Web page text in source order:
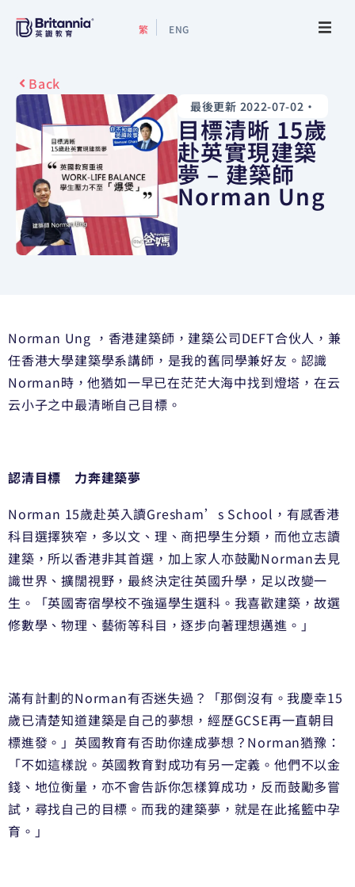
繁 ENG
最新活動
升學指南
升學資訊
增值服務
Back
最後更新 2022-07-02 •
目標清晰 15歲
赴英實現建築
夢 – 建築師
Norman Ung
Norman Ung ，香港建築師，建築公司DEFT合伙人，兼
任香港大學建築學系講師，是我的舊同學兼好友。認識
Norman時，他猶如一早已在茫茫大海中找到燈塔，在云
云小子之中最清晰自己目標。
認清目標 力奔建築夢
Norman 15歲赴英入讀Gresham’s School，有感香港
科目選擇狹窄，多以文、理、商把學生分類，而他立志讀
建築，所以香港非其首選，加上家人亦鼓勵Norman去見
識世界、擴闊視野，最終決定往英國升學，足以改變一
生。「英國寄宿學校不強逼學生選科。我喜歡建築，故選
修數學、物理、藝術等科目，逐步向著理想邁進。」
滿有計劃的Norman有否迷失過？「那倒沒有。我慶幸15
歲已清楚知道建築是自己的夢想，經歷GCSE再一直朝目
標進發。」英國教育有否助你達成夢想？Norman猶豫：
「不如這樣說。英國教育對成功有另一定義。他們不以金
錢、地位衡量，亦不會告訴你怎樣算成功，反而鼓勵多嘗
試，尋找自己的目標。而我的建築夢，就是在此搖籃中孕
育。」